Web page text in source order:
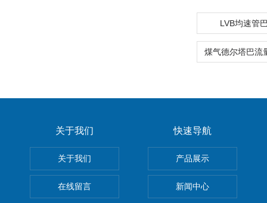
LVB均速管
关于我们
关于我们
在线留言
快速导航
产品展示
新闻中心